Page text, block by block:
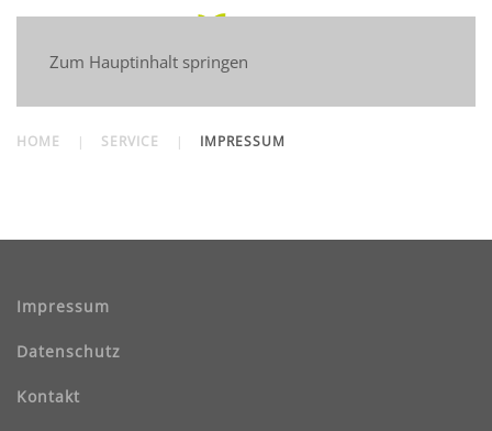
Zum Hauptinhalt springen
HOME SERVICE IMPRESSUM
Impressum
Datenschutz
Kontakt